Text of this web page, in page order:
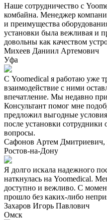
Наше сотрудничество с
комбайна. Менеджер
и преимущества
установки была вежливая и
довольны как качеством
Михеев Даниил Артемович
Уфа
С Yoomedical я работаю уже
взаимодействие с ними
впечатление. Мы недавно
Консультант помог мне
предложил выгодные
после установки сотрудники
вопросы.
Сафонов Артем Дмитриевич,
Ростов-на-Дону
Я долго искала надежного
наткнулась на Yoomedical.
доступно и вежливо. С
прошло без каких-либо
Захаров Игорь Павлович
Омск